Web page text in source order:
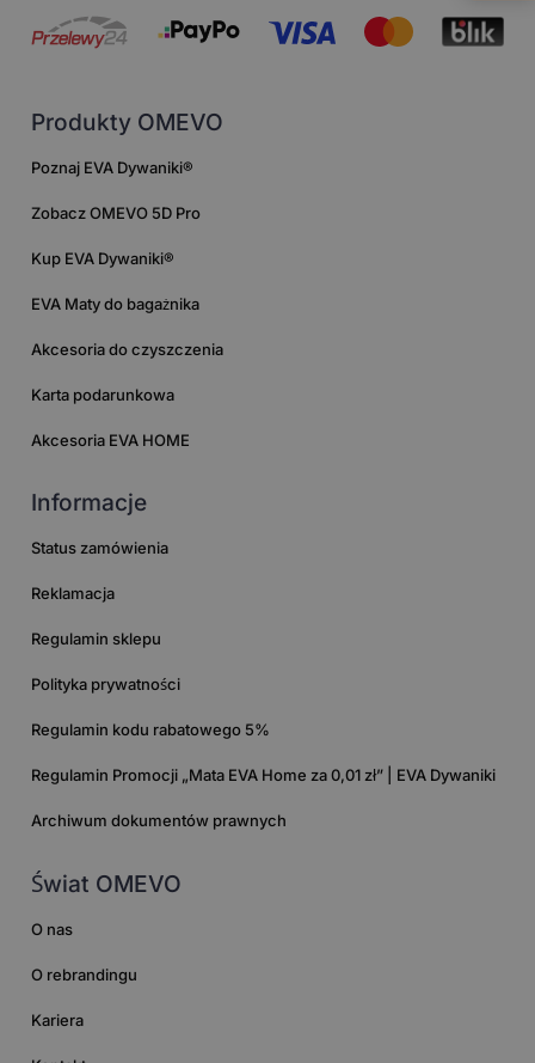
Produkty OMEVO
Poznaj EVA Dywaniki®
Zobacz OMEVO 5D Pro
Kup EVA Dywaniki®
EVA Maty do bagażnika
Akcesoria do czyszczenia
Karta podarunkowa
Akcesoria EVA HOME
Informacje
Status zamówienia
Reklamacja
Regulamin sklepu
Polityka prywatności
Regulamin kodu rabatowego 5%
Regulamin Promocji „Mata EVA Home za 0,01 zł” | EVA Dywaniki
Archiwum dokumentów prawnych
Świat OMEVO
O nas
O rebrandingu
Kariera